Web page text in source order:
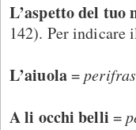
L’aspetto del tuo
142). Per indicare
L’aiuola=
A li occhi belli =